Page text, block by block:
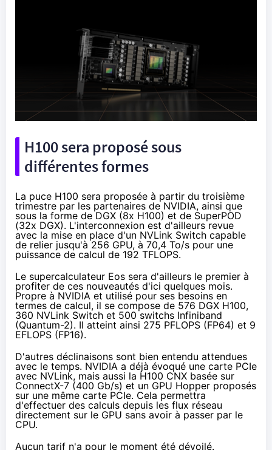
H100 sera proposé sous
différentes formes
La puce H100 sera proposée à partir du troisième
trimestre par les partenaires de NVIDIA, ainsi que
sous la forme de DGX (8x H100) et de SuperPOD
(32x DGX). L'interconnexion est d'ailleurs revue
avec la mise en place d'un NVLink Switch capable
de relier jusqu'à 256 GPU, à 70,4 To/s pour une
puissance de calcul de 192 TFLOPS.
Le supercalculateur Eos sera d'ailleurs le premier à
profiter de ces nouveautés d'ici quelques mois.
Propre à NVIDIA et utilisé pour ses besoins en
termes de calcul, il se compose de 576 DGX H100,
360 NVLink Switch et 500 switchs Infiniband
(Quantum-2). Il atteint ainsi 275 PFLOPS (FP64) et 9
EFLOPS (FP16).
D'autres déclinaisons sont bien entendu attendues
avec le temps. NVIDIA a déjà évoqué une carte PCIe
avec NVLink, mais aussi la H100 CNX basée sur
ConnectX-7 (400 Gb/s) et un GPU Hopper proposés
sur une même carte PCIe. Cela permettra
d'effectuer des calculs depuis les flux réseau
directement sur le GPU sans avoir à passer par le
CPU.
Aucun tarif n'a pour le moment été dévoilé.